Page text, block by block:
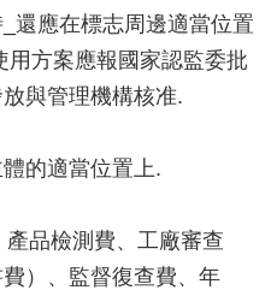
還應在標志周邊適當位置
方案應報國家認監委批
與管理機構核准.
的適當位置上.
品檢測費、工廠審查
）、監督復查費、年